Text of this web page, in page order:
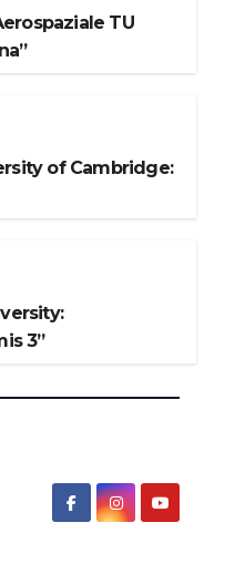
TU
of Cambridge:
3”